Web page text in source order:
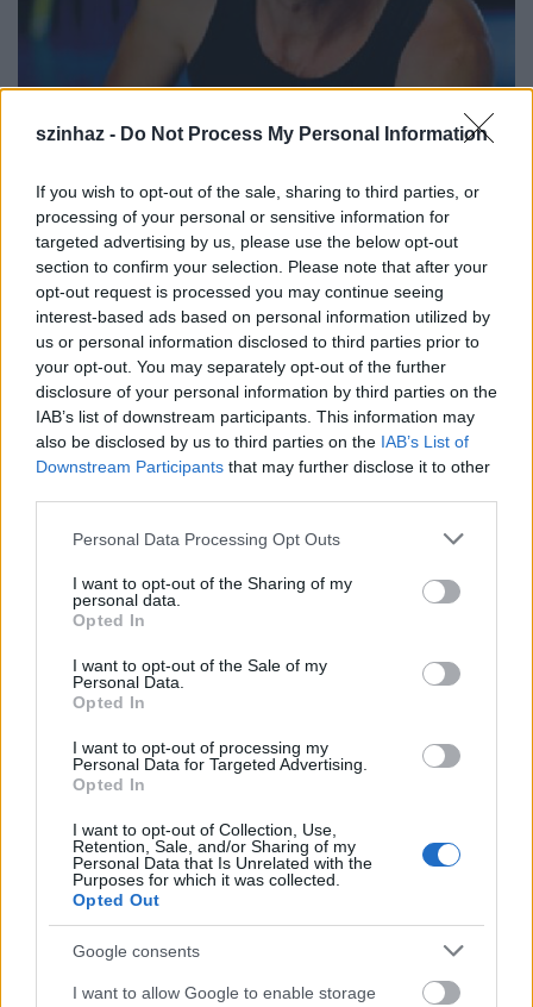
szinhaz - Do Not Process My Personal Information
If you wish to opt-out of the sale, sharing to third parties, or
processing of your personal or sensitive information for
targeted advertising by us, please use the below opt-out
section to confirm your selection. Please note that after your
opt-out request is processed you may continue seeing
interest-based ads based on personal information utilized by
us or personal information disclosed to third parties prior to
your opt-out. You may separately opt-out of the further
disclosure of your personal information by third parties on the
IAB’s list of downstream participants. This information may
also be disclosed by us to third parties on the IAB’s List of
Downstream Participants that may further disclose it to other
Please note that this website/app uses one or more Google
not limited to your visit or usage behaviour. You may click to
grant or deny consent to Google and its third-party tags to
use your data for below specified purposes in below Google
consent section.
Personal Data Processing Opt Outs
I want to opt-out of the Sharing of my
personal data.
Opted In
I want to opt-out of the Sale of my
Personal Data.
Opted In
I want to opt-out of processing my
Personal Data for Targeted Advertising.
Opted In
I want to opt-out of Collection, Use,
Retention, Sale, and/or Sharing of my
Personal Data that Is Unrelated with the
Purposes for which it was collected.
Opted Out
Google consents
I want to allow Google to enable storage
Ne legyen csend - Jászay Tamás kritikus, zsűri tollából:
Inkább hagyjuk, honnan jöttem, mesterségem címere: a vitriolba mártott
toll. Esetleg vérbe, epébe, egyéb testnedvekbe, igény szerint. Legalábbis
ezt gondolják rólam-rólunk a megbántódott színházi emberek. Van, aki
csak pár percig rosszkedvű, de van, aki hónapokig neheztel egy kifejezés
miatt. A legdermesztőbb szembesítős élményem mégis az volt, amikor
társaságban bemutatkoztam egy rendezőnek, aki erre mélyen a
szemembe nézett, és egy – persze csak szerintem – nem is olyan rossz
kritikámból idézett két mondatot szó szerint. Két mondatot, amit hat évvel
azelőtt írtam le...
Vagyis oly sok minden mellett a tiszteletről, meg a felelősségről is szól a
mondjuk, a még oly elviselhetetlen előadásokba feccölt kemény munka
hétszáz magyar nyelvű bemutatóból alig száz-százötvenről születik értő
vagy értetlenkedő kritika.
kijelenti, hogy nem kíváncsi a pártoló és ellenvéleményekre: „... mert
kritika nélkül egyre nagyobb és nagyobb veszély leselkedik a művészetre.
színházat szolgálja.” Írta ezt Peter Brook, 1968-ban.
Szóval én csak azt mondom, hogy ha olykor haragszunk, akkor azt nem
akkor, ha van minek. De akárhogy is, meg akarjuk törni a csendet: ezért és
erről beszélgetünk minden délután kettőkor a Kass Galériában. Értetek,
veletek, mellettetek.
Szerző: Jászay Tamás